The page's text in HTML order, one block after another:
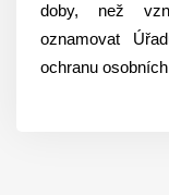
doby, než
oznamovat
ochranu